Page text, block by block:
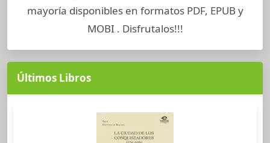
mayoría disponibles en formatos PDF, EPUB y
MOBI . Disfrutalos!!!
Últimos Libros